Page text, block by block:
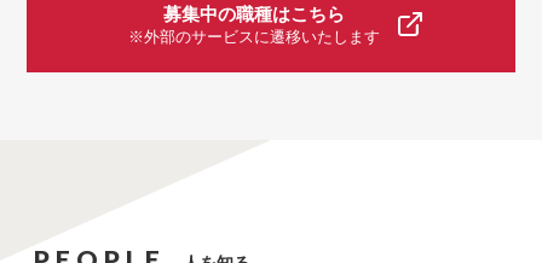
募集中の職種はこちら
※外部のサービスに遷移いたします